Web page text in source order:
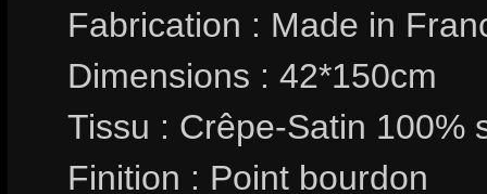
Fabrication : Made in
Dimensions : 42*150cm
Tissu : Crêpe-Satin 100%
Finition : Point bourdon